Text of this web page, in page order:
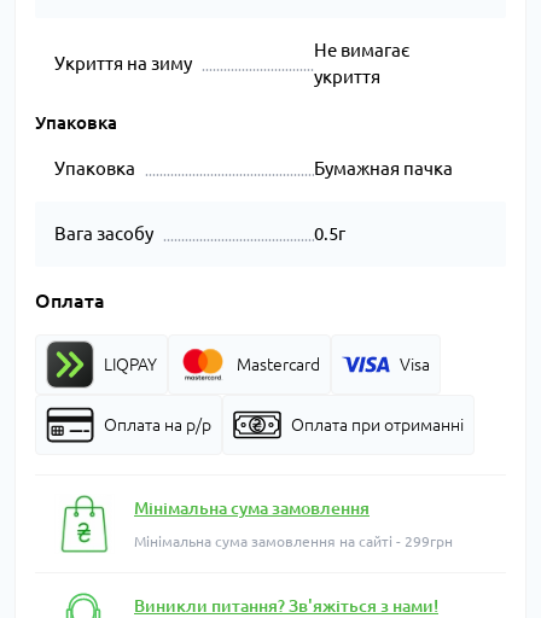
Укриття на зиму
Не вимагає
укриття
Упаковка
Упаковка Бумажная пачка
Вага засобу 0.5г
Оплата
LIQPAY Mastercard Visa
Оплата на р/р Оплата при отриманні
Мінімальна сума замовлення
Мінімальна сума замовлення на сайті - 299грн
Виникли питання? Зв'яжіться з нами!